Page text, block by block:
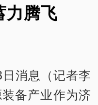
力腾飞
消息（记者李
备产业作为济